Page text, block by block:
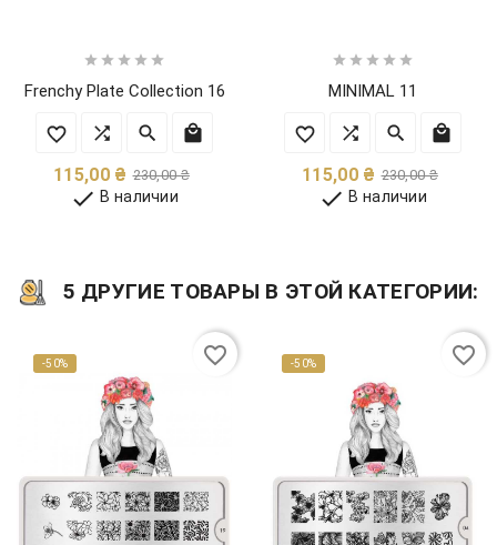
    
Frenchy Plate Collection 16
115,00 ₴ 230,00 ₴
 В наличии
    
MINIMAL 11
115,00 ₴ 230,00 ₴
 В наличии
5 ДРУГИЕ ТОВАРЫ В ЭТОЙ КАТЕГОРИИ:
-50% favorite_border -50% favorite_border